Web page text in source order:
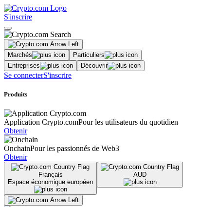
S'inscrire
Marchés
Particuliers
Entreprises
Découvrir
Se connecterS'inscrire
Produits
Application Crypto.comPour les utilisateurs du quotidien
Obtenir
OnchainPour les passionnés de Web3
Obtenir
Français
Espace économique européen
AUD